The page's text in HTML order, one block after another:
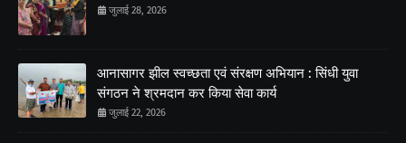
जुलाई 28, 2026
आनासागर झील स्वच्छता एवं संरक्षण अभियान : सिंधी युवा
संगठन ने श्रमदान कर किया सेवा कार्य
जुलाई 22, 2026